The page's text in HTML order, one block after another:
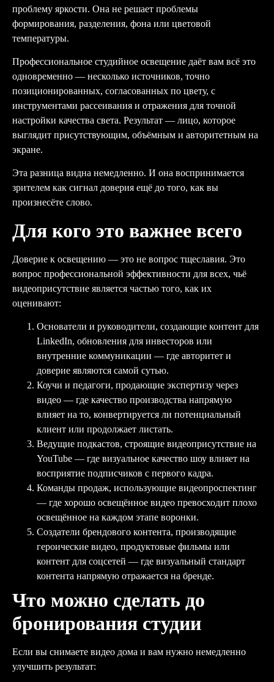
проблему яркости. Она не решает проблемы
формирования, разделения, фона или цветовой
температуры.
Профессиональное студийное освещение даёт вам всё это
одновременно — несколько источников, точно
позиционированных, согласованных по цвету, с
инструментами рассеивания и отражения для точной
настройки качества света. Результат — лицо, которое
выглядит присутствующим, объёмным и авторитетным на
экране.
Эта разница видна немедленно. И она воспринимается
зрителем как сигнал доверия ещё до того, как вы
произнесёте слово.
Для кого это важнее всего
Доверие к освещению — это не вопрос тщеславия. Это
вопрос профессиональной эффективности для всех, чьё
видеоприсутствие является частью того, как их
оценивают:
Основатели и руководители, создающие контент для
LinkedIn, обновления для инвесторов или
внутренние коммуникации — где авторитет и
доверие являются самой сутью.
Коучи и педагоги, продающие экспертизу через
видео — где качество производства напрямую
влияет на то, конвертируется ли потенциальный
клиент или продолжает листать.
Ведущие подкастов, строящие видеоприсутствие на
YouTube — где визуальное качество шоу влияет на
восприятие подписчиков с первого кадра.
Команды продаж, использующие видеопроспектинг
— где хорошо освещённое видео превосходит плохо
освещённое на каждом этапе воронки.
Создатели брендового контента, производящие
героические видео, продуктовые фильмы или
контент для соцсетей — где визуальный стандарт
контента напрямую отражается на бренде.
Что можно сделать до
бронирования студии
Если вы снимаете видео дома и вам нужно немедленно
улучшить результат: